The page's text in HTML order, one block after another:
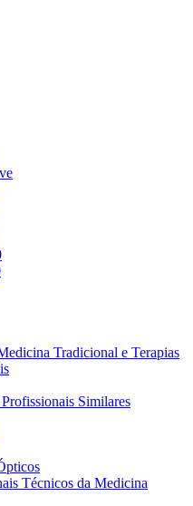
Tradicional e Terapias
Similares
Técnicos da Medicina